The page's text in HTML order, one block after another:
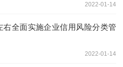
2022-01-14
全面实施企业信用风险分类管
2022-01-14